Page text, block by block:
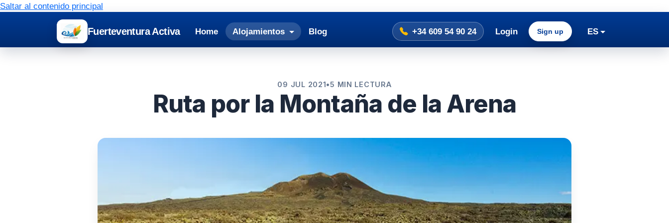
Saltar al contenido principal
Fuerteventura Activa Home Alojamientos Blog +34 609 54 90 24 Login Sign up ES
09 JUL 2021•5 MIN LECTURA
Ruta por la Montaña de la Arena